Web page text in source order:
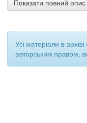
Показати повний
Усі матеріали в
авторським правом,